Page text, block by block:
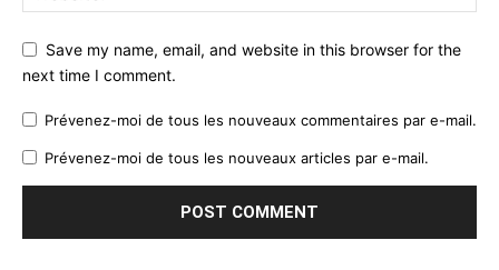
Save my name, email, and website in this browser for the
next time I comment.
Prévenez-moi de tous les nouveaux commentaires par e-mail.
Prévenez-moi de tous les nouveaux articles par e-mail.